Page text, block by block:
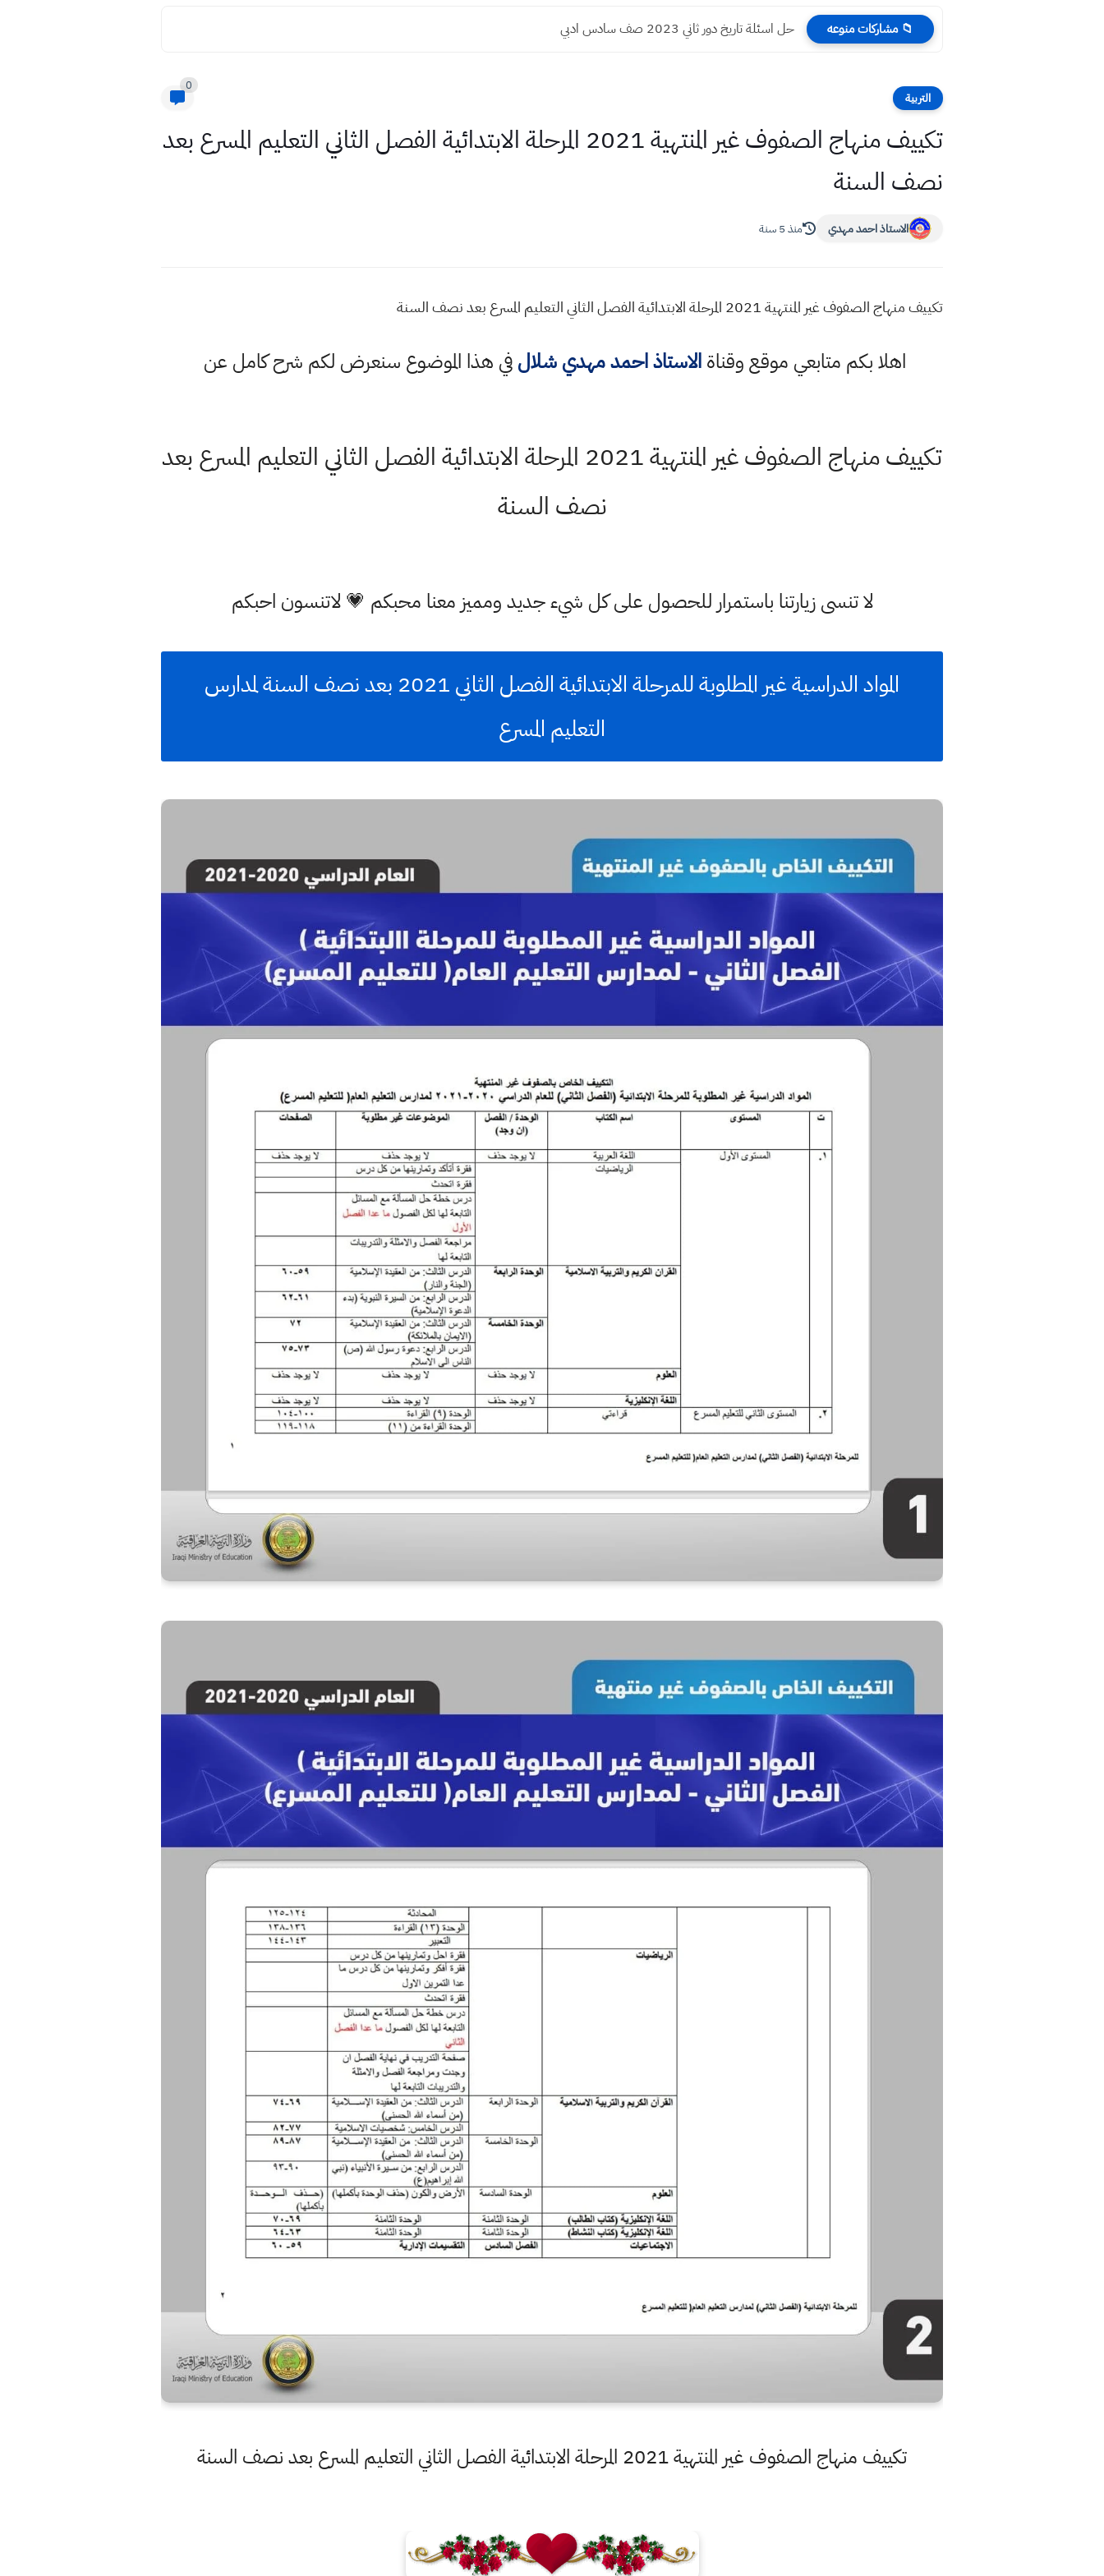
📁 مشاركات منوعه حل اسئلة تاريخ دور ثاني 2023 صف سادس ادبي
التربية
0
تكييف منهاج الصفوف غير المنتهية 2021 المرحلة الابتدائية الفصل الثاني التعليم المسرع بعد
نصف السنة
الاستاذ احمد مهدي منذ 5 سنة
تكييف منهاج الصفوف غير المنتهية 2021 المرحلة الابتدائية الفصل الثاني التعليم المسرع بعد نصف السنة
اهلا بكم متابعي موقع وقناةالاستاذ احمد مهدي شلالفي هذا الموضوع سنعرض لكم شرح كامل عن
تكييف منهاج الصفوف غير المنتهية 2021 المرحلة الابتدائية الفصل الثاني التعليم المسرع بعد
نصف السنة
لا تنسى زيارتنا باستمرار للحصول على كل شيء جديد ومميز معنا محبكم 💗 لاتنسون احبكم
المواد الدراسية غير المطلوبة للمرحلة الابتدائية الفصل الثاني 2021 بعد نصف السنة لمدارس
التعليم المسرع
تكييف منهاج الصفوف غير المنتهية 2021 المرحلة الابتدائية الفصل الثاني التعليم المسرع بعد نصف السنة